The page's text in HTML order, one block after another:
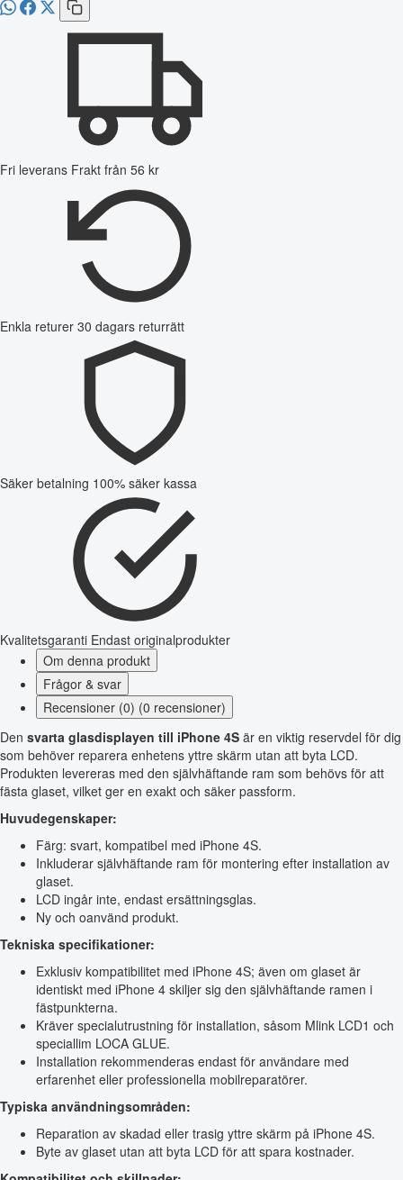
Fri leverans Frakt från 56 kr
Enkla returer 30 dagars returrätt
Säker betalning 100% säker kassa
Kvalitetsgaranti Endast originalprodukter
Om denna produkt
Frågor & svar
Recensioner (0) (0 recensioner)
Den svarta glasdisplayen till iPhone 4S är en viktig reservdel för dig
som behöver reparera enhetens yttre skärm utan att byta LCD.
Produkten levereras med den självhäftande ram som behövs för att
fästa glaset, vilket ger en exakt och säker passform.
Huvudegenskaper:
Färg: svart, kompatibel med iPhone 4S.
Inkluderar självhäftande ram för montering efter installation av
glaset.
LCD ingår inte, endast ersättningsglas.
Ny och oanvänd produkt.
Tekniska specifikationer:
Exklusiv kompatibilitet med iPhone 4S; även om glaset är
identiskt med iPhone 4 skiljer sig den självhäftande ramen i
fästpunkterna.
Kräver specialutrustning för installation, såsom Mlink LCD1 och
speciallim LOCA GLUE.
Installation rekommenderas endast för användare med
erfarenhet eller professionella mobilreparatörer.
Typiska användningsområden:
Reparation av skadad eller trasig yttre skärm på iPhone 4S.
Byte av glaset utan att byta LCD för att spara kostnader.